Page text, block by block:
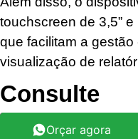
touchscreen de 3,5”
que facilitam a
visualização de
Consulte
Orçar agora